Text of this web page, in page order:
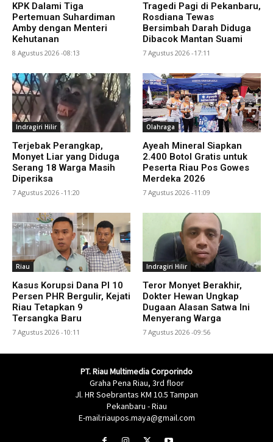
KPK Dalami Tiga
Pertemuan Suhardiman
Amby dengan Menteri
Kehutanan
8 Agustus 2026 -08:13
Tragedi Pagi di Pekanbaru,
Rosdiana Tewas
Bersimbah Darah Diduga
Dibacok Mantan Suami
7 Agustus 2026 -17:11
Indragiri Hilir
Terjebak Perangkap,
Monyet Liar yang Diduga
Serang 18 Warga Masih
Diperiksa
7 Agustus 2026 -11:20
Olahraga
Ayeah Mineral Siapkan
2.400 Botol Gratis untuk
Peserta Riau Pos Gowes
Merdeka 2026
7 Agustus 2026 -11:09
Riau
Kasus Korupsi Dana PI 10
Persen PHR Bergulir, Kejati
Riau Tetapkan 9
Tersangka Baru
7 Agustus 2026 -10:11
Indragiri Hilir
Teror Monyet Berakhir,
Dokter Hewan Ungkap
Dugaan Alasan Satwa Ini
Menyerang Warga
7 Agustus 2026 -09:56
PT. Riau Multimedia Corporindo
Graha Pena Riau, 3rd floor
Jl. HR Soebrantas KM 10.5 Tampan
Pekanbaru - Riau
E-mail:riaupos.maya@gmail.com